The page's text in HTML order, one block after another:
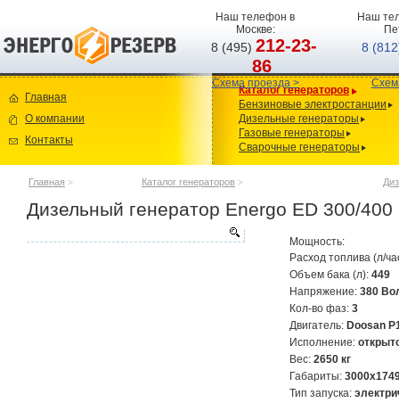
Наш телефон в
Москве:
8 (495)212-23-
86
Схема проезда >
Наш
8
Главная
О компании
Контакты
Каталог генераторов
Бензиновые электростанции
Дизельные генераторы
Газовые генераторы
Сварочные генераторы
Главная > Каталог генераторов >
Дизельный генератор Energo ED 300/400
Мощность:
Расход топлива (л/
Объем бака (л): 449
Напряжение: 380
Кол-во фаз: 3
Двигатель: Doosan
Исполнение:
Вес: 2650 кг
Габариты:
Тип запуска: